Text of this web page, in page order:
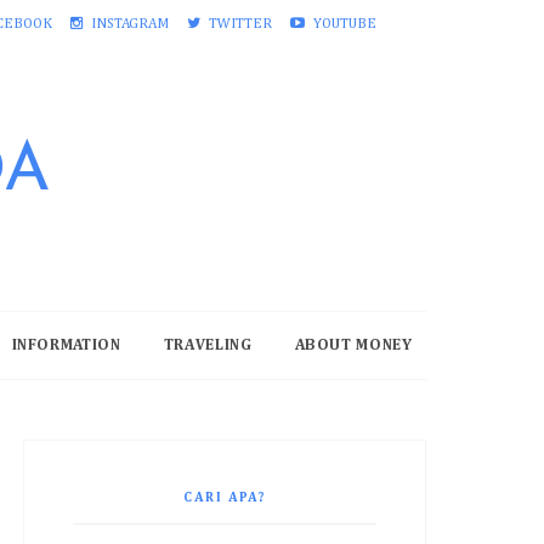
INSTAGRAM TWITTER YOUTUBE
INFORMATION TRAVELING ABOUT MONEY
CARI APA?